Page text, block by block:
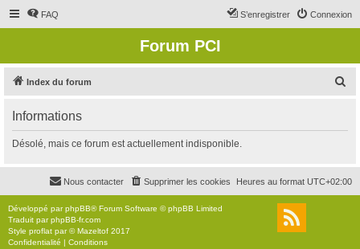
FAQ Connexion
S’enregistrer
Forum PCI
Index du forum
r
c
Informations
Désolé, mais ce forum est actuellement indisponible.
Heures au format UTC+02:00
Supprimer les cookies
Nous contacter
Développé parphpBB® Forum Software © phpBB Limited
Traduit parphpBB-fr.com
Style proflat par ©Mazeltof 2017
Confidentialité | Conditions